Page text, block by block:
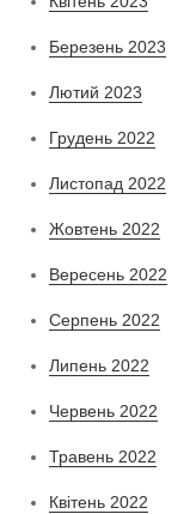
Березень 2023
Лютий 2023
Грудень 2022
Листопад 2022
Жовтень 2022
Вересень 2022
Серпень 2022
Липень 2022
Червень 2022
Травень 2022
Квітень 2022